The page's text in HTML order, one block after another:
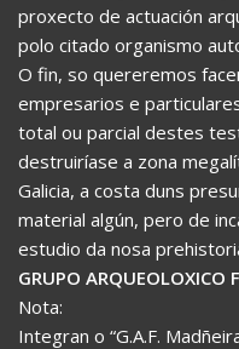
proxecto de actuación
polo citado organismo
O fin, so quereremos
empresarios e
total ou parcial destes
destruiríase a zona
Galicia, a costa duns
material algún, pero de
estudio da nosa
GRUPO ARQUEOLOXICO
Nota:
Integran o “G.A.F.